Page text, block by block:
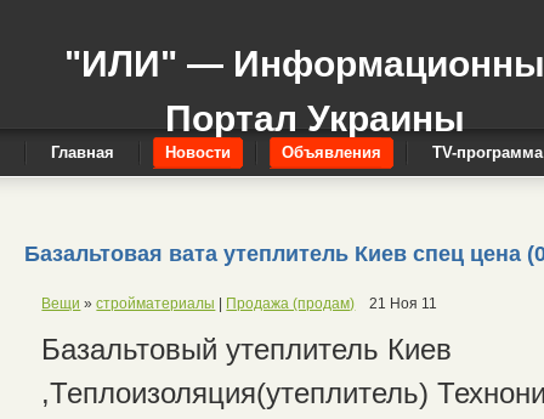
"ИЛИ" —
Портал Украины
Главная Новости Объявления TV-программа
Базальтовая вата утеплитель Киев спец цена
Вещи »стройматериалы Продажа (продам) 21 Ноя 11
Базальтовый утеплитель Киев
,Теплоизоляция(утеплитель)